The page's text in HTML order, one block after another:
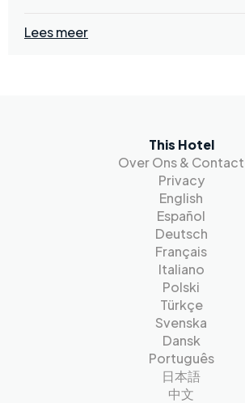
Lees meer
This Hotel
Over Ons & Contact
Privacy
English
Español
Deutsch
Français
Italiano
Polski
Türkçe
Svenska
Dansk
Português
日本語
中文